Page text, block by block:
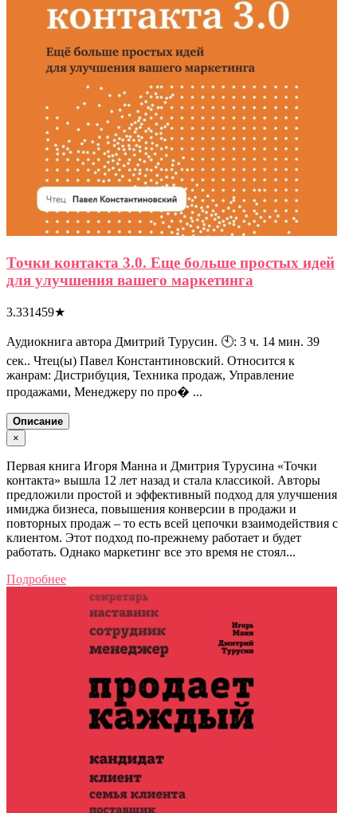
Точки контакта 3.0. Еще больше простых идей
для улучшения вашего маркетинга
3.331459★
Аудиокнига автора Дмитрий Турусин. 🕙: 3 ч. 14 мин. 39
сек.. Чтец(ы) Павел Константиновский. Относится к
жанрам: Дистрибуция, Техника продаж, Управление
продажами, Менеджеру по про� ...
Описание
×
Первая книга Игоря Манна и Дмитрия Турусина «Точки
контакта» вышла 12 лет назад и стала классикой. Авторы
предложили простой и эффективный подход для улучшения
имиджа бизнеса, повышения конверсии в продажи и
повторных продаж – то есть всей цепочки взаимодействия с
клиентом. Этот подход по-прежнему работает и будет
работать. Однако маркетинг все это время не стоял...
Подробнее